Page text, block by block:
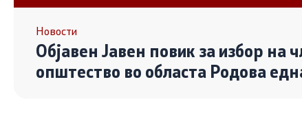
Линкови
Изјава за пристапност
Новости
Објавен Јавен повик за избор на
општество во областа Родова